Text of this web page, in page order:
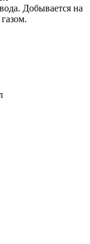
Добывается на